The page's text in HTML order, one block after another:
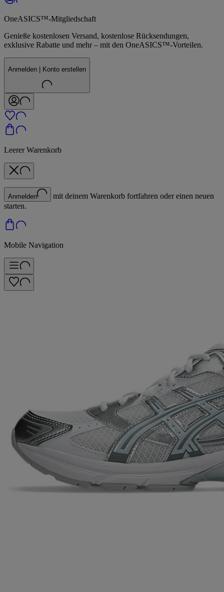
OneASICS™-Mitgliedschaft
Genieße kostenlosen Versand, kostenlose Rücksendungen,
exklusive Rabatte und mehr – mit den OneASICS™-Vorteilen.
Anmelden | Konto erstellen
Leerer Warenkorb
Anmelden
mit deinem Warenkorb fortfahren oder einen neuen
starten.
Mobile Navigation